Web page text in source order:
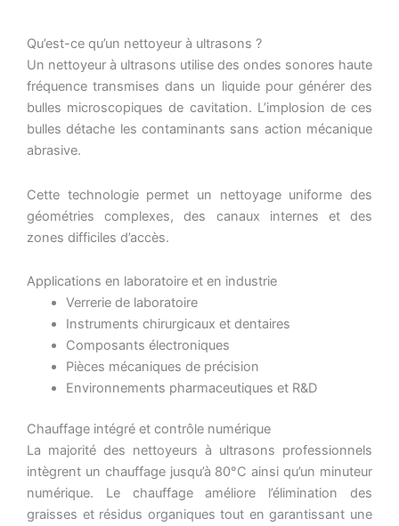
Qu’est-ce qu’un nettoyeur à ultrasons ?
Un nettoyeur à ultrasons utilise des ondes sonores haute
fréquence transmises dans un liquide pour générer des
bulles microscopiques de cavitation. L’implosion de ces
bulles détache les contaminants sans action mécanique
abrasive.
Cette technologie permet un nettoyage uniforme des
géométries complexes, des canaux internes et des
zones difficiles d’accès.
Applications en laboratoire et en industrie
Verrerie de laboratoire
Instruments chirurgicaux et dentaires
Composants électroniques
Pièces mécaniques de précision
Environnements pharmaceutiques et R&D
Chauffage intégré et contrôle numérique
La majorité des nettoyeurs à ultrasons professionnels
intègrent un chauffage jusqu’à 80°C ainsi qu’un minuteur
numérique. Le chauffage améliore l’élimination des
graisses et résidus organiques tout en garantissant une